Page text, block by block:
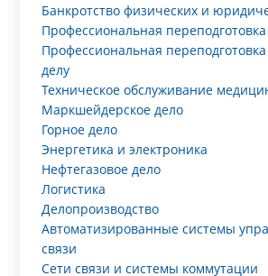
Банкротство физических и
Профессиональная
Профессиональная
делу
Техническое обслуживание
Маркшейдерское дело
Горное дело
Энергетика и электроника
Нефтегазовое дело
Логистика
Делопроизводство
Автоматизированные системы
связи
Сети связи и системы коммутации